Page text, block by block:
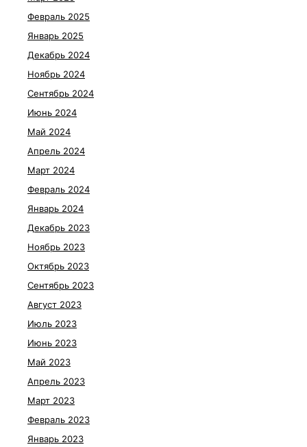
Февраль 2025
Январь 2025
Декабрь 2024
Ноябрь 2024
Сентябрь 2024
Июнь 2024
Май 2024
Апрель 2024
Март 2024
Февраль 2024
Январь 2024
Декабрь 2023
Ноябрь 2023
Октябрь 2023
Сентябрь 2023
Август 2023
Июль 2023
Июнь 2023
Май 2023
Апрель 2023
Март 2023
Февраль 2023
Январь 2023